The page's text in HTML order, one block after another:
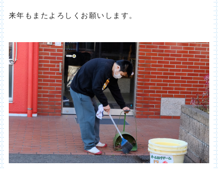
来年もまたよろしくお願いします。